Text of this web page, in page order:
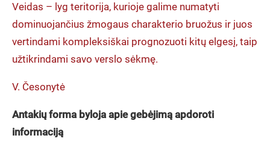
Veidas – lyg teritorija, kurioje galime numatyti
dominuojančius žmogaus charakterio bruožus ir juos
vertindami kompleksiškai prognozuoti kitų elgesį, taip
užtikrindami savo verslo sėkmę.
V. Česonytė
Antakių forma byloja apie gebėjimą apdoroti
informaciją